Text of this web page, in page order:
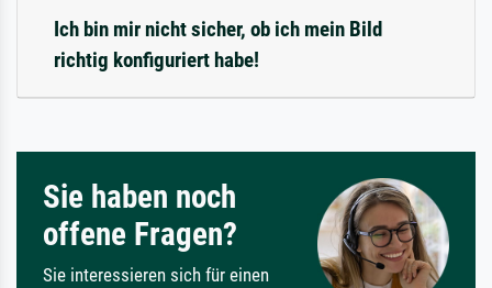
Ich bin mir nicht sicher, ob ich mein Bild
richtig konfiguriert habe!
Sie haben noch
offene Fragen?
Sie interessieren sich für einen